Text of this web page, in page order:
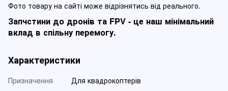
Фото товару на сайті може відрізнятись від реального.
Запчстини до дронів та FPV - це наш мінімальний
вклад в спільну перемогу.
Характеристики
Призначення
Для квадрокоптерів